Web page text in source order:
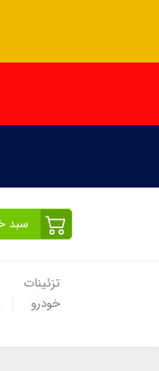
سبد
تزئینات
خودرو